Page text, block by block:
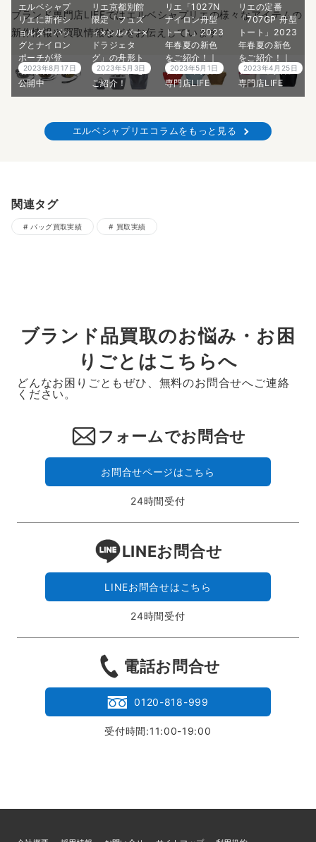
ブランド専門店LIFEではエルベシャプリエの様々なアイテムの
新作情報や買取情報などをお伝えしています。
エルベシャプ
リエに新作シ
ョルダーバッ
グとナイロン
ポーチが登
場！買取価格
公開中
2023年8月17日
リエ京都別館
限定「フュズ
ィ×シルバー×
ドラジェタ
グ」の舟形ト
ートバッグを
ご紹介！
2023年5月3日
リエ「1027N
ナイロン舟型
トート」2023
年春夏の新色
をご紹介！｜
ブランド買取
専門店LIFE
2023年5月1日
リエの定番
「707GP 舟型
トート」2023
年春夏の新色
をご紹介！｜
ブランド買取
専門店LIFE
2023年4月25日
エルベシャプリエコラムをもっと見る
関連タグ
バッグ買取実績 買取実績
ブランド品買取のお悩み・お困
りごとはこちらへ
どんなお困りごともぜひ、無料のお問合せへご連絡
ください。
フォームでお問合せ
お問合せページはこちら
24時間受付
LINEお問合せ
LINEお問合せはこちら
24時間受付
電話お問合せ
0120-818-999
受付時間:11:00-19:00